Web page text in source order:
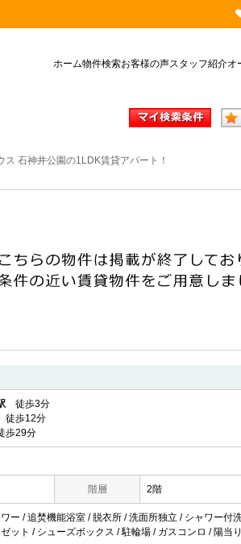
ホーム物件検索お客様の声スタッフ紹介オ
ス 石神井公園の1LDK賃貸アパート！
徒歩3分
歩12分
歩29分
階層 2階
ー / 追焚機能浴室 / 脱衣所 / 洗面所独立 / シャワー
ット / シューズボックス / 駐輪場 / ガスコンロ / 陽当